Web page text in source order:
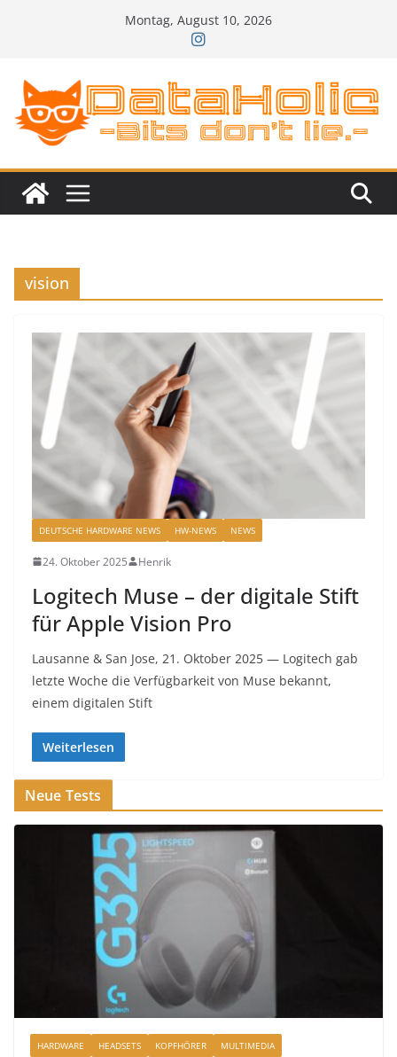
Montag, August 10, 2026
vision
DEUTSCHE HARDWARE NEWS HW-NEWS NEWS
24. Oktober 2025 Henrik
Logitech Muse – der digitale Stift
für Apple Vision Pro
Lausanne & San Jose, 21. Oktober 2025 — Logitech gab
letzte Woche die Verfügbarkeit von Muse bekannt,
einem digitalen Stift
Weiterlesen
Neue Tests
HARDWARE HEADSETS KOPFHÖRER MULTIMEDIA